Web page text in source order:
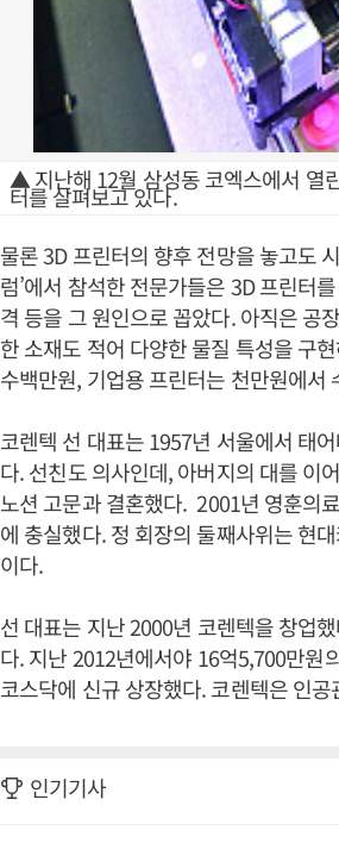
▲ 지난해 12월 삼성동 코엑스에서 열
터를 살펴보고 있다.
물론 3D 프린터의 향후 전망을 놓고도
럼’에서 참석한 전문가들은 3D 프린터
격 등을 그 원인으로 꼽았다. 아직은 공
한 소재도 적어 다양한 물질 특성을 구
수백만원, 기업용 프린터는 천만원에
코렌텍 선 대표는 1957년 서울에서 태
다. 선친도 의사인데, 아버지의 대를 이
노션 고문과 결혼했다. 2001년 영훈의
에 충실했다. 정 회장의 둘째사위는 현
이다.
선 대표는 지난 2000년 코렌텍을 창업
다. 지난 2012년에서야 16억5,700만원
코스닥에 신규 상장했다. 코렌텍은 인
인기기사